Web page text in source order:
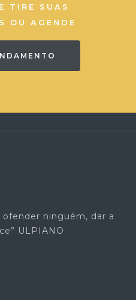
TIRE SUAS
OU AGENDE
ninguém, dar a
ULPIANO